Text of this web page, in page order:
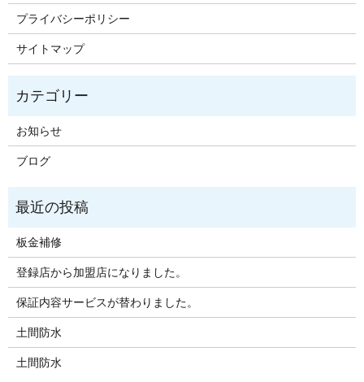
プライバシーポリシー
サイトマップ
お知らせ
ブログ
板金補修
登録店から加盟店になりました。
保証内容サービスが替わりました。
土間防水
土間防水